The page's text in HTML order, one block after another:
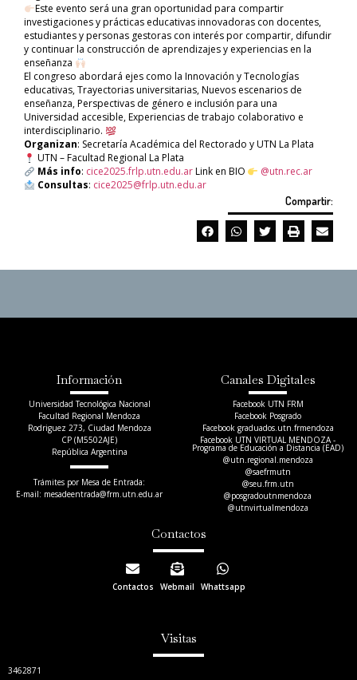
Este evento será una gran oportunidad para compartir
investigaciones y prácticas educativas innovadoras con docentes,
estudiantes y personas gestoras con interés por compartir, difundir
y continuar la construcción de aprendizajes y experiencias en la
enseñanza
El congreso abordará ejes como la Innovación y Tecnologías
educativas, Trayectorias universitarias, Nuevos escenarios de
enseñanza, Perspectivas de género e inclusión para una
Universidad accesible, Experiencias de trabajo colaborativo e
interdisciplinario.
Organizan: Secretaría Académica del Rectorado y UTN La Plata
UTN – Facultad Regional La Plata
Más info: cice2025.frlp.utn.edu.arLink en BIO
@utn.rec.ar
Consultas: cice2025@frlp.utn.edu.ar
Compartir:
Información
Universidad Tecnológica Nacional
Facultad Regional Mendoza
Rodriguez 273, Ciudad Mendoza
CP (M5502AJE)
República Argentina
Trámites por Mesa de Entrada:
E-mail: mesadeentrada@frm.utn.edu.ar​
Canales Digitales
Facebook UTN FRM
Facebook Posgrado
Facebook graduados.utn.frmendoza
Facebook UTN VIRTUAL MENDOZA -
Programa de Educación a Distancia (EAD)
@utn.regional.mendoza
@saefrmutn
@seu.frm.utn
@posgradoutnmendoza
@utnvirtualmendoza
Contactos
Contactos Webmail Whattsapp
Visitas
3462871